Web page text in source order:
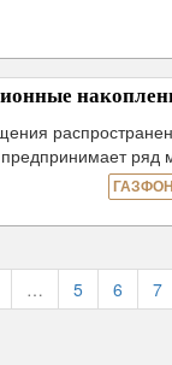
предпринимает ряд
… 5 6 7